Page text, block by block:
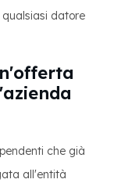
qualsiasi datore
che già
all'entità